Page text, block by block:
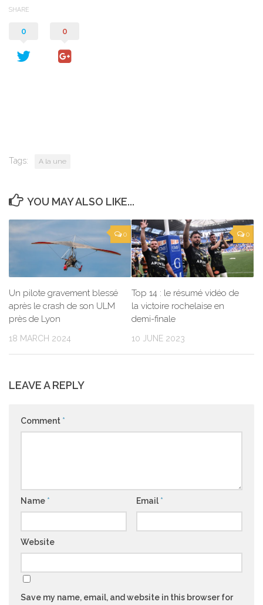
SHARE
0 0
Tags: A la une
YOU MAY ALSO LIKE...
0
Un pilote gravement blessé
après le crash de son ULM
près de Lyon
18 MARCH 2024
0
Top 14 : le résumé vidéo de
la victoire rochelaise en
demi-finale
10 JUNE 2023
LEAVE A REPLY
Comment *
Name * Email *
Website
Save my name, email, and website in this browser for